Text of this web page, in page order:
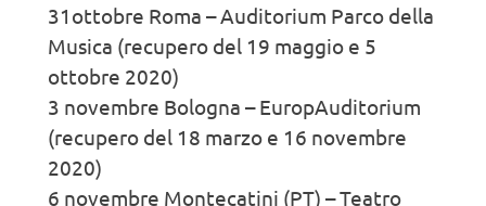
31ottobre Roma – Auditorium Parco della
Musica (recupero del 19 maggio e 5
ottobre 2020)
3 novembre Bologna – EuropAuditorium
(recupero del 18 marzo e 16 novembre
2020)
6 novembre Montecatini (PT) – Teatro